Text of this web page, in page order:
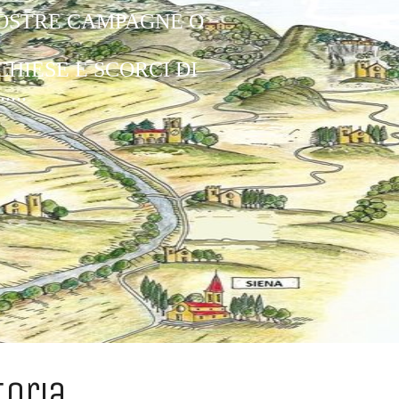
CAMPAGNE O
E SCORCI DI